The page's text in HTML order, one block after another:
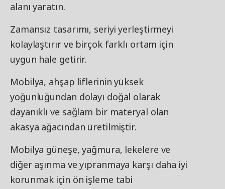
alanı yaratın.
Zamansız tasarımı, seriyi yerleştirmeyi
kolaylaştırır ve birçok farklı ortam için
uygun hale getirir.
Mobilya, ahşap liflerinin yüksek
yoğunluğundan dolayı doğal olarak
dayanıklı ve sağlam bir materyal olan
akasya ağacından üretilmiştir.
Mobilya güneşe, yağmura, lekelere ve
diğer aşınma ve yıpranmaya karşı daha iyi
korunmak için ön işleme tabi